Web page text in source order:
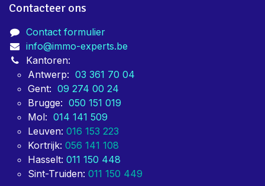
Contacteer ons
Contact formulier
info@immo-experts.be
Kantoren:
Antwerp: 03 361 70 04
Gent: 09 274 00 24
Brugge: 050 151 019
Mol: 014 141 509
Leuven: 016 153 223
Kortrijk: 056 141 108
Hasselt: 011 150 448
Sint-Truiden: 011 150 449